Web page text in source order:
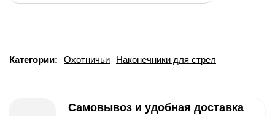
Категории: Охотничьи Наконечники для стрел
Самовывоз и удобная доставка